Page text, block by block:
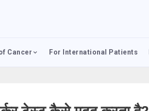
Cancer For International Patients